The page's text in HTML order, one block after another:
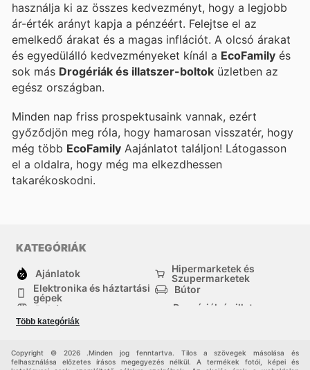
használja ki az összes kedvezményt, hogy a legjobb
ár-érték arányt kapja a pénzéért. Felejtse el az
emelkedő árakat és a magas inflációt. A olcsó árakat
és egyedülálló kedvezményeket kínál a EcoFamily és
sok más Drogériák és illatszer-boltok üzletben az
egész országban.
Minden nap friss prospektusaink vannak, ezért
győződjön meg róla, hogy hamarosan visszatér, hogy
még több EcoFamily Aajánlatot találjon! Látogasson
el a oldalra, hogy még ma elkezdhessen
takarékoskodni.
KATEGÓRIÁK
Ajánlatok
Hipermarketek és
Szupermarketek
Elektronika és háztartási
gépek
Bútor
Ruházat
Drogériák és illatszer-
háztartási cikkek
Több kategóriák
Copyright © 2026 .Minden jog fenntartva. Tilos a szövegek másolása és
felhasználása előzetes írásos megegyezés nélkül. A termékek fotói, képei és